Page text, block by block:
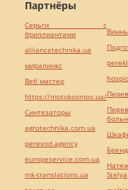
Партнёры
Серьги с
бриллиантами
alliancetechnika.ua
миралинкс
Веб мастер
https://motokosmos.ua/
Синтезаторы
agrotechnika.com.ua
perevod.agency
europeservice.com.ua
mk-translations.ua
Stelya